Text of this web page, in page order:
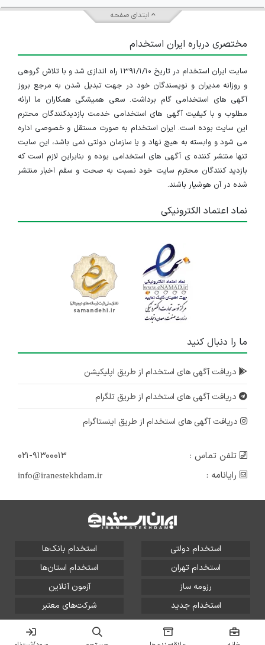
ابتدای صفحه
مختصری درباره ایران استخدام
سایت ایران استخدام در تاریخ ۱۳۹۱/۱/۱۰ راه اندازی شد و با تلاش گروهی
و روزانه مدیران و نویسندگان خود در جهت تبدیل شدن به مرجع بروز
آگهی های استخدامی گام برداشت. سعی همیشگی همکاران ما ارائه
مطلوب و با کیفیت آگهی های استخدامی خدمت بازدیدکنندگان محترم
این سایت بوده است. ایران استخدام به صورت مستقل و خصوصی اداره
می شود و وابسته به هیچ نهاد و یا سازمان دولتی نمی باشد، این سایت
تنها منتشر کننده ی آگهی های استخدامی بوده و بنابراین لازم است که
بازدید کنندگان محترم سایت خود نسبت به صحت و سقم اخبار منتشر
شده در آن هوشیار باشند.
نماد اعتماد الکترونیکی
ما را دنبال کنید
دریافت آگهی های استخدام از طریق اپلیکیشن
دریافت آگهی های استخدام از طریق تلگرام
دریافت آگهی های استخدام از طریق اینستاگرام
تلفن تماس :
۰۲۱-۹۱۳۰۰۰۱۳
رایانامه :
info@iranestekhdam.ir
استخدام دولتی
استخدام بانک‌ها
استخدام تهران
استخدام استان‌ها
رزومه ساز
آزمون آنلاین
استخدام جدید
شرکت‌های معتبر
تمامی حقوق این سایت برای آلتین سیستم محفوظ است و هر
گونه سوءاستفاده از آن پیگرد قانونی دارد.